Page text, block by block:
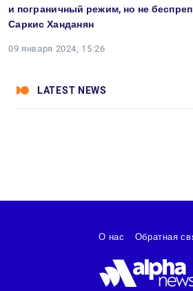
и пограничный режим, но не
Саркис Ханданян
09 января 2024, 15:26
LATEST NEWS
О нас Обратная